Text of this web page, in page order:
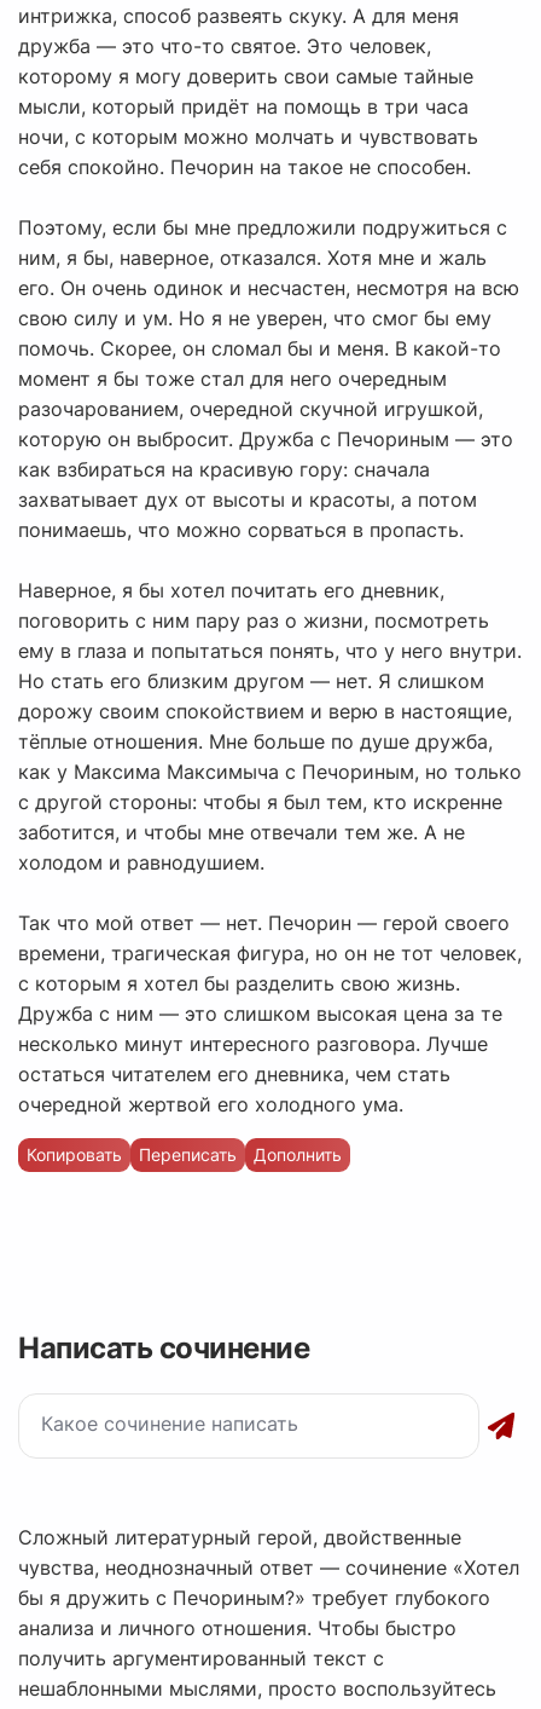
интрижка, способ развеять скуку. А для меня
дружба — это что-то святое. Это человек,
которому я могу доверить свои самые тайные
мысли, который придёт на помощь в три часа
ночи, с которым можно молчать и чувствовать
себя спокойно. Печорин на такое не способен.
Поэтому, если бы мне предложили подружиться с
ним, я бы, наверное, отказался. Хотя мне и жаль
его. Он очень одинок и несчастен, несмотря на всю
свою силу и ум. Но я не уверен, что смог бы ему
помочь. Скорее, он сломал бы и меня. В какой-то
момент я бы тоже стал для него очередным
разочарованием, очередной скучной игрушкой,
которую он выбросит. Дружба с Печориным — это
как взбираться на красивую гору: сначала
захватывает дух от высоты и красоты, а потом
понимаешь, что можно сорваться в пропасть.
Наверное, я бы хотел почитать его дневник,
поговорить с ним пару раз о жизни, посмотреть
ему в глаза и попытаться понять, что у него внутри.
Но стать его близким другом — нет. Я слишком
дорожу своим спокойствием и верю в настоящие,
тёплые отношения. Мне больше по душе дружба,
как у Максима Максимыча с Печориным, но только
с другой стороны: чтобы я был тем, кто искренне
заботится, и чтобы мне отвечали тем же. А не
холодом и равнодушием.
Так что мой ответ — нет. Печорин — герой своего
времени, трагическая фигура, но он не тот человек,
с которым я хотел бы разделить свою жизнь.
Дружба с ним — это слишком высокая цена за те
несколько минут интересного разговора. Лучше
остаться читателем его дневника, чем стать
очередной жертвой его холодного ума.
Копировать Переписать Дополнить
Написать сочинение
Сложный литературный герой, двойственные
чувства, неоднозначный ответ — сочинение «Хотел
бы я дружить с Печориным?» требует глубокого
анализа и личного отношения. Чтобы быстро
получить аргументированный текст с
нешаблонными мыслями, просто воспользуйтесь